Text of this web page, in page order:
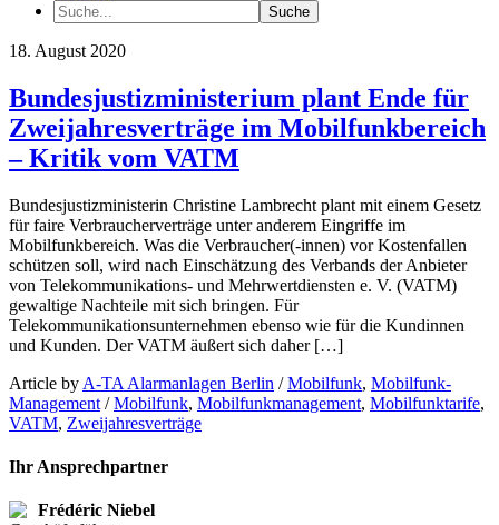
18. August 2020
Bundesjustizministerium plant Ende für
Zweijahresverträge im Mobilfunkbereich
– Kritik vom VATM
Bundesjustizministerin Christine Lambrecht plant mit einem Gesetz
für faire Verbraucherverträge unter anderem Eingriffe im
Mobilfunkbereich. Was die Verbraucher(-innen) vor Kostenfallen
schützen soll, wird nach Einschätzung des Verbands der Anbieter
von Telekommunikations- und Mehrwertdiensten e. V. (VATM)
gewaltige Nachteile mit sich bringen. Für
Telekommunikationsunternehmen ebenso wie für die Kundinnen
und Kunden. Der VATM äußert sich daher […]
Article by A-TA Alarmanlagen Berlin /Mobilfunk, Mobilfunk-
Management /Mobilfunk, Mobilfunkmanagement, Mobilfunktarife,
VATM, Zweijahresverträge
Ihr Ansprechpartner
Frédéric Niebel